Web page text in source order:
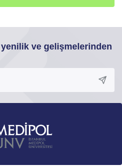
ve gelişmelerinden